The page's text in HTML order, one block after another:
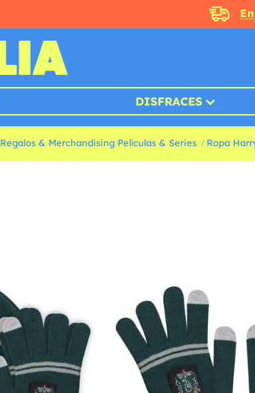
DISFRACES
Regalos & Merchandising Películas & Series Ropa